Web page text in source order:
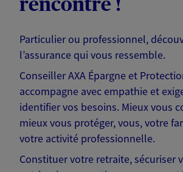
rencontre !
Particulier ou professionnel,
l’assurance qui vous ressemble.
Conseiller AXA Épargne et
accompagne avec empathie et
identifier vos besoins. Mieux vous
mieux vous protéger, vous, votre
votre activité professionnelle.
Constituer votre retraite, sécuriser